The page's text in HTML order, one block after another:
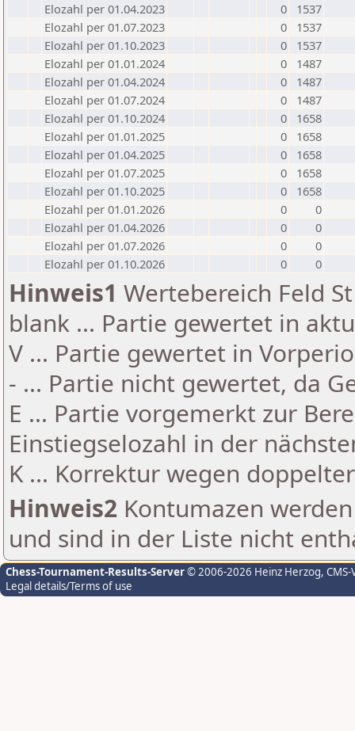
Elozahl per 01.04.2023
0
1537
Elozahl per 01.07.2023
0
1537
Elozahl per 01.10.2023
0
1537
Elozahl per 01.01.2024
0
1487
Elozahl per 01.04.2024
0
1487
Elozahl per 01.07.2024
0
1487
Elozahl per 01.10.2024
0
1658
Elozahl per 01.01.2025
0
1658
Elozahl per 01.04.2025
0
1658
Elozahl per 01.07.2025
0
1658
Elozahl per 01.10.2025
0
1658
Elozahl per 01.01.2026
0
0
Elozahl per 01.04.2026
0
0
Elozahl per 01.07.2026
0
0
Elozahl per 01.10.2026
0 0
Hinweis1 Wertebereich Feld
blank ... Partie gewertet in
V ... Partie gewertet in
- ... Partie nicht gewertet, da
E ... Partie vorgemerkt zur
Einstiegselozahl in der
K ... Korrektur wegen
Hinweis2 Kontumazen
und sind in der Liste nicht
Chess-Tournament-Results-Server© 2006-2026 Heinz Herzog,
Legal details/Terms of use